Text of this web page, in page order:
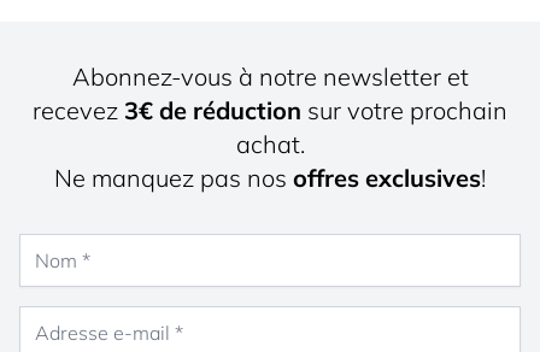
Abonnez-vous à notre newsletter et
recevez 3€ de réduction sur votre prochain
achat.
Ne manquez pas nos offres exclusives!